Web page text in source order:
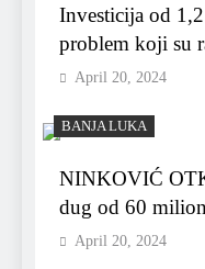
Investicija od
problem koji su
April 20, 2024
BANJA LUKA
NINKOVIĆ
dug od 60
April 20, 2024